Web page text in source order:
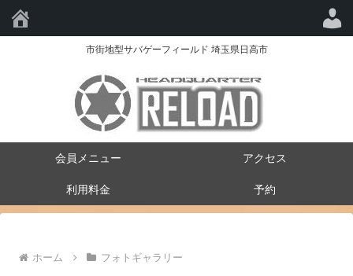
市街地型サバゲーフィールド 埼玉県日高市
会員メニュー アクセス
利用料金 予約
ホーム フォトギャラリー